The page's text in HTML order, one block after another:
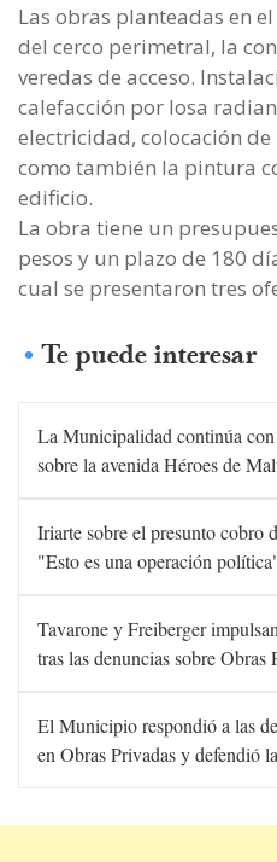
Las obras planteadas en
del cerco perimetral, la
veredas de acceso.
calefacción por losa
electricidad, colocación
como también la pintura
edificio.
La obra tiene un
pesos y un plazo de 180
cual se presentaron tres
Te puede interesar
La Municipalidad continúa
sobre la avenida Héroes de
Iriarte sobre el presunto cobro
"Esto es una operación
Tavarone y Freiberger
tras las denuncias sobre Obras
El Municipio respondió a las
en Obras Privadas y defendió